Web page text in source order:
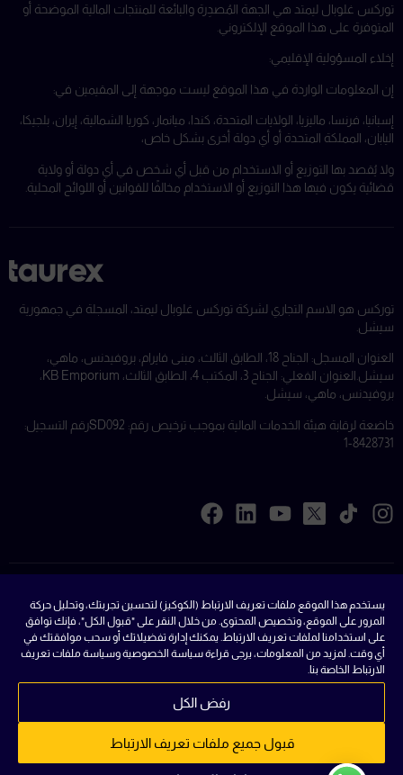
يستخدم هذا الموقع ملفات تعريف الارتباط (الكوكيز) لتحسين تجربتك، وتحليل حركة
المرور على الموقع، وتخصيص المحتوى. من خلال النقر على "قبول الكل"، فإنك توافق
على استخدامنا لملفات تعريف الارتباط. يمكنك إدارة تفضيلاتك أو سحب موافقتك في
أي وقت. لمزيد من المعلومات، يرجى قراءة سياسة الخصوصية وسياسة ملفات تعريف
الارتباط الخاصة بنا.
قبول جميع ملفات تعريف الارتباط
رفض الكل
توركس غلوبال ليمتد هي الجهة المُصدِرة والبائعة للمنتجات المالية الموضحة أو
المتوفرة على هذا الموقع الإلكتروني.
إخلاء المسؤولية الإقليمي:
إن المعلومات الواردة في هذا الموقع ليست موجهة إلى المقيمين في:
إسبانيا، فرنسا، ماليزيا، الولايات المتحدة، كندا، ميانمار، كوريا الشمالية، إيران، بلجيكا،
اليابان، المملكة المتحدة أو أي دولة أخرى بشكل خاص،
ولا يُقصد بها التوزيع أو الاستخدام من قبل أي شخص في أي دولة أو ولاية
قضائية يكون فيها هذا التوزيع أو الاستخدام مخالفًا للقوانين أو اللوائح المحلية.
توركس هو الاسم التجاري لشركة توركس غلوبال ليمتد، المسجلة في جمهورية
سيشل.
العنوان المسجل: الجناح 18، الطابق الثالث، مبنى فايرام، بروفيدنس، ماهي،
سيشل.
العنوان الفعلي: الجناح 3، المكتب 4، الطابق الثالث، KB Emporium،
بروفيدنس، ماهي، سيشل.
خاضعة لرقابة هيئة الخدمات المالية بموجب ترخيص رقم: SD092
رقم التسجيل:
8428731-1
القوانين
الشروط والاحكام
خريطة الموقع